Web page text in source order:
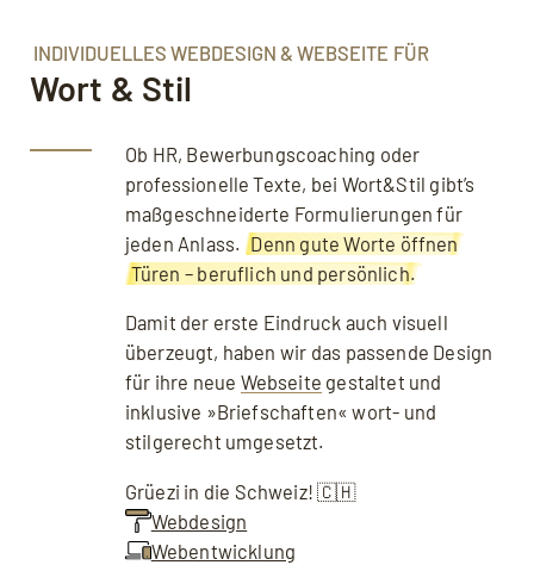
Podcast
Tools
Downloads
INDIVIDUELLES WEBDESIGN & WEBSEITE FÜR
Wort & Stil
Ob HR, Bewerbungscoaching oder
professionelle Texte, bei Wort&Stil gibt’s
maßgeschneiderte Formulierungen für
jeden Anlass. Denn gute Worte öffnen
Türen – beruflich und persönlich.
Damit der erste Eindruck auch visuell
überzeugt, haben wir das passende Design
für ihre neue Webseite gestaltet und
inklusive »Briefschaften« wort- und
stilgerecht umgesetzt.
Grüezi in die Schweiz! 🇨🇭
Webdesign
Webentwicklung